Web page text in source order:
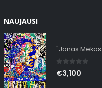
NAUJAUSI
"Jonas
€3,100